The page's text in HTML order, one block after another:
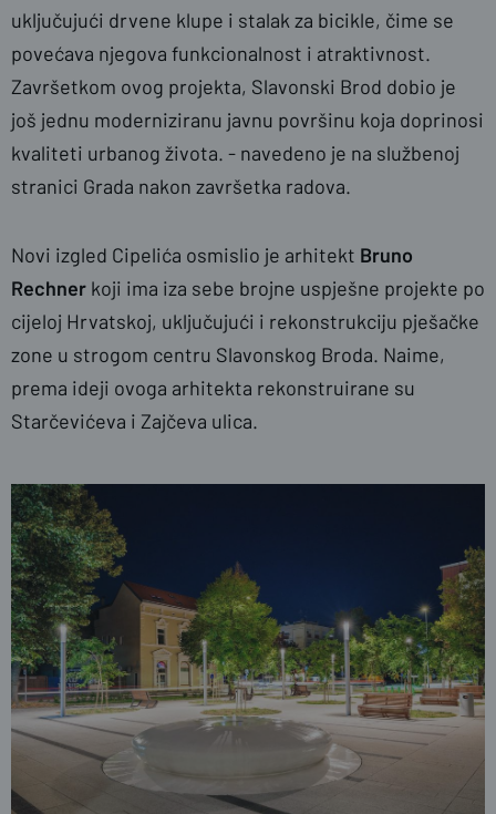
uključujući drvene klupe i stalak za bicikle, čime se
povećava njegova funkcionalnost i atraktivnost.
Završetkom ovog projekta, Slavonski Brod dobio je
još jednu moderniziranu javnu površinu koja doprinosi
kvaliteti urbanog života. - navedeno je na službenoj
stranici Grada nakon završetka radova.
Novi izgled Cipelića osmislio je arhitekt Bruno
Rechner koji ima iza sebe brojne uspješne projekte po
cijeloj Hrvatskoj, uključujući i rekonstrukciju pješačke
zone u strogom centru Slavonskog Broda. Naime,
prema ideji ovoga arhitekta rekonstruirane su
Starčevićeva i Zajčeva ulica.